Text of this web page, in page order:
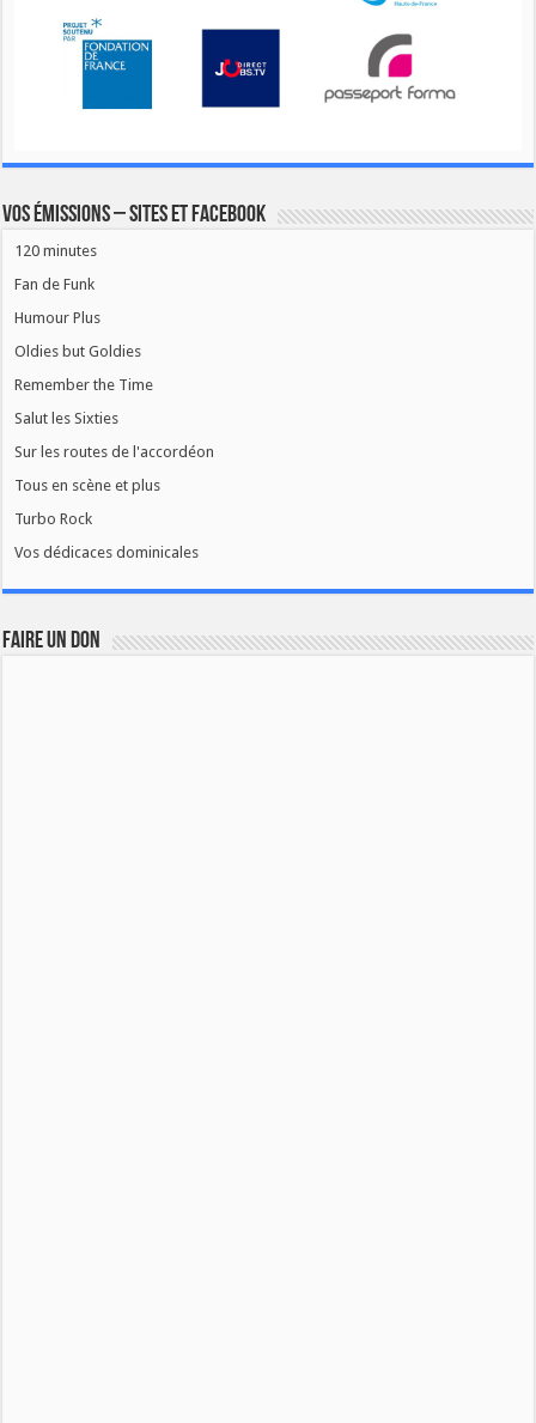
Vos émissions – Sites et Facebook
120 minutes
Fan de Funk
Humour Plus
Oldies but Goldies
Remember the Time
Salut les Sixties
Sur les routes de l'accordéon
Tous en scène et plus
Turbo Rock
Vos dédicaces dominicales
FAIRE UN DON